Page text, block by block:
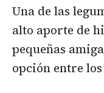
Una de las
alto aporte de
pequeñas
opción entre